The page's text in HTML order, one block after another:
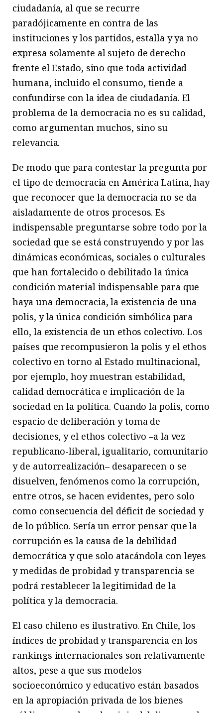
ciudadanía, al que se recurre
paradójicamente en contra de las
instituciones y los partidos, estalla y ya no
expresa solamente al sujeto de derecho
frente el Estado, sino que toda actividad
humana, incluido el consumo, tiende a
confundirse con la idea de ciudadanía. El
problema de la democracia no es su calidad,
como argumentan muchos, sino su
relevancia.
De modo que para contestar la pregunta por
el tipo de democracia en América Latina, hay
que reconocer que la democracia no se da
aisladamente de otros procesos. Es
indispensable preguntarse sobre todo por la
sociedad que se está construyendo y por las
dinámicas económicas, sociales o culturales
que han fortalecido o debilitado la única
condición material indispensable para que
haya una democracia, la existencia de una
polis, y la única condición simbólica para
ello, la existencia de un ethos colectivo. Los
países que recompusieron la polis y el ethos
colectivo en torno al Estado multinacional,
por ejemplo, hoy muestran estabilidad,
calidad democrática e implicación de la
sociedad en la política. Cuando la polis, como
espacio de deliberación y toma de
decisiones, y el ethos colectivo –a la vez
republicano-liberal, igualitario, comunitario
y de autorrealización– desaparecen o se
disuelven, fenómenos como la corrupción,
entre otros, se hacen evidentes, pero solo
como consecuencia del déficit de sociedad y
de lo público. Sería un error pensar que la
corrupción es la causa de la debilidad
democrática y que solo atacándola con leyes
y medidas de probidad y transparencia se
podrá restablecer la legitimidad de la
política y la democracia.
El caso chileno es ilustrativo. En Chile, los
índices de probidad y transparencia en los
rankings internacionales son relativamente
altos, pese a que sus modelos
socioeconómico y educativo están basados
en la apropiación privada de los bienes